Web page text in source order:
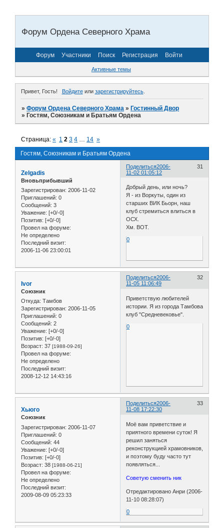
Форум Ордена Северного Храма
Форум Участники Поиск Регистрация Войти
Активные темы
Привет, Гость! Войдитеили зарегистрируйтесь.
»Форум Ордена Северного Храма »Гостинный Двор
»Гостям, Союзникам и Братьям Ордена
Гостям, Союзникам и Братьям Ордена
Страница:« 1 2 3 4 … 14 »
Поделиться 31
2006-
11-02 01:05:12
Zelgadis
Вновьприбывший
Зарегистрирован: 2006-11-02
Приглашений: 0
Сообщений: 3
Уважение: [+0/-0]
Позитив: [+0/-0]
Провел на форуме:
Не определено
Последний визит:
2006-11-06 23:00:01
Добрый день, или ночь?
Я - из Воркуты, один из
старших ВИК Бьорн, наш
клуб стремиться влиться в
ОСХ.
Хм. ВОТ.
0
Поделиться 32
2006-
11-05 11:06:49
Ivor
Союзник
Откуда: Тамбов
Зарегистрирован: 2006-11-05
Приглашений: 0
Сообщений: 2
Уважение: [+0/-0]
Позитив: [+0/-0]
Возраст: 37 [1988-09-26]
Провел на форуме:
Не определено
Последний визит:
2008-12-12 14:43:16
Приветствую любителей
истории. Я из города Тамбова
клуб "Средневековье".
0
Поделиться 33
2006-
11-08 17:22:30
Хьюго
Союзник
Зарегистрирован: 2006-11-07
Приглашений: 0
Сообщений: 44
Уважение: [+0/-0]
Позитив: [+0/-0]
Возраст: 38 [1988-06-21]
Провел на форуме:
Не определено
Последний визит:
2009-08-09 05:23:33
Моё вам приветствие и
приятного времени суток! Я
решил заняться
реконструкцией храмовников,
и поэтому буду часто тут
появляться...
Советую сменить ник
Отредактировано Анри (2006-
11-10 08:28:07)
0